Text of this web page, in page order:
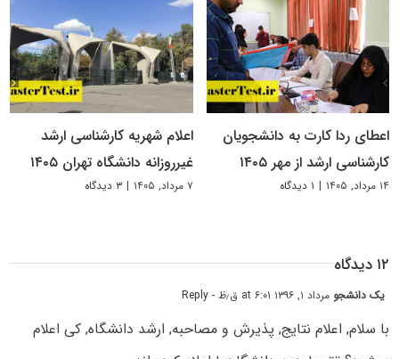
اعطای ردا کارت به دانشجویان
کارشناسی ارشد از مهر ۱۴۰۵
۱۴ مرداد, ۱۴۰۵ | ۱ دیدگاه
اعلام شهریه کارشناسی ارشد
غیرروزانه دانشگاه تهران ۱۴۰۵
۷ مرداد, ۱۴۰۵ | ۳ دیدگاه
۱۲ دیدگاه
یک دانشجو مرداد ۱, ۱۳۹۶ at ۶:۰۱ ق٫ظ - Reply
با سلام, اعلام نتایج, پذیرش و مصاحبه, ارشد دانشگاه, کی اعلام